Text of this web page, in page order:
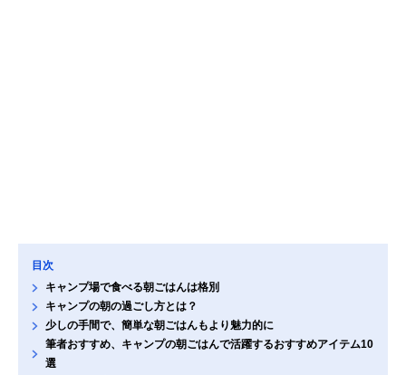
目次
キャンプ場で食べる朝ごはんは格別
キャンプの朝の過ごし方とは？
少しの手間で、簡単な朝ごはんもより魅力的に
筆者おすすめ、キャンプの朝ごはんで活躍するおすすめアイテム10
選